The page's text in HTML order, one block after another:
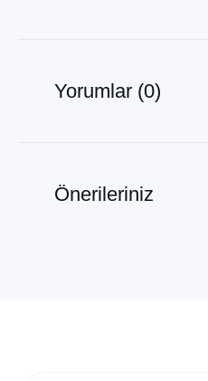
Yorumlar (0)
Önerileriniz